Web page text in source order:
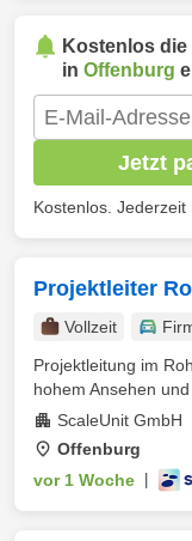
Kostenlos die
in Offenburg
Jetzt
Kostenlos. Jederzeit
Projektleiter
Vollzeit
Projektleitung im
hohem Ansehen
ScaleUnit GmbH
Offenburg
vor 1 Woche